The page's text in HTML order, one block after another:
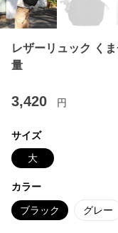
レザーリュック く
量
3,420 円
サイズ
大
カラー
ブラック グレー